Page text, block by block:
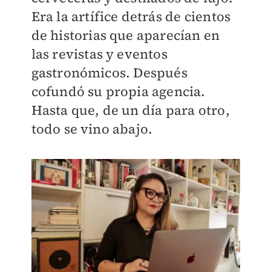
Era la artífice detrás de cientos
de historias que aparecían en
las revistas y eventos
gastronómicos. Después
cofundó su propia agencia.
Hasta que, de un día para otro,
todo se vino abajo.